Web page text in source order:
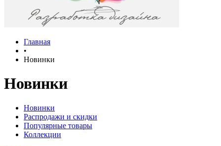
Главная
•
Новинки
Новинки
Новинки
Распродажи и скидки
Популярные товары
Коллекции